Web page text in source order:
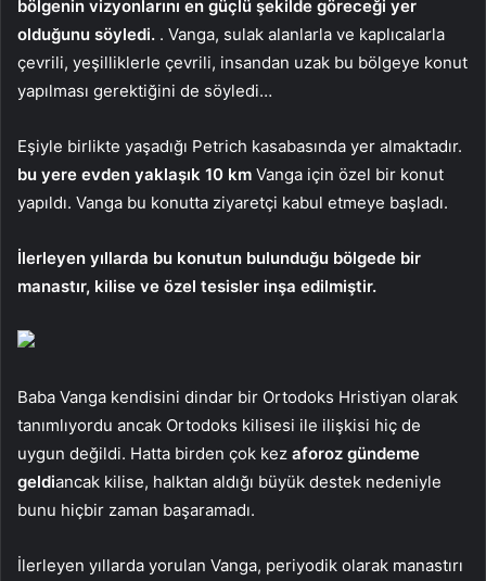
bölgenin vizyonlarını en güçlü şekilde göreceği yer
olduğunu söyledi. . Vanga, sulak alanlarla ve kaplıcalarla
çevrili, yeşilliklerle çevrili, insandan uzak bu bölgeye konut
yapılması gerektiğini de söyledi…
Eşiyle birlikte yaşadığı Petrich kasabasında yer almaktadır.
bu yere evden yaklaşık 10 km Vanga için özel bir konut
yapıldı. Vanga bu konutta ziyaretçi kabul etmeye başladı.
İlerleyen yıllarda bu konutun bulunduğu bölgede bir
manastır, kilise ve özel tesisler inşa edilmiştir.
Baba Vanga kendisini dindar bir Ortodoks Hristiyan olarak
tanımlıyordu ancak Ortodoks kilisesi ile ilişkisi hiç de
uygun değildi. Hatta birden çok kez aforoz gündeme
geldiancak kilise, halktan aldığı büyük destek nedeniyle
bunu hiçbir zaman başaramadı.
İlerleyen yıllarda yorulan Vanga, periyodik olarak manastırı